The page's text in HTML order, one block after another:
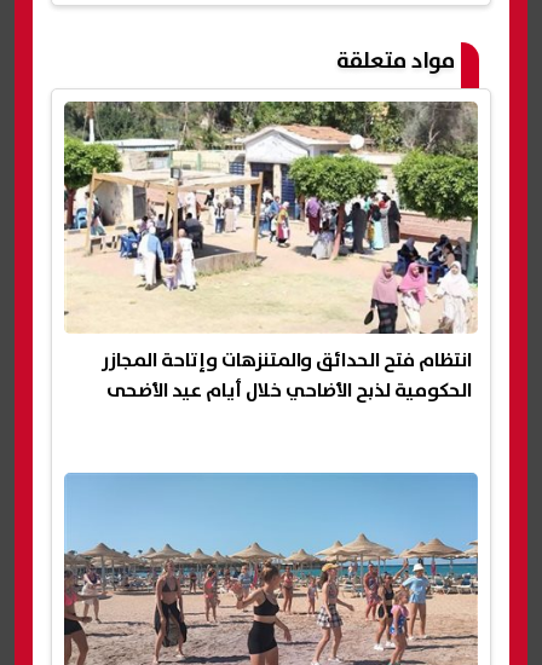
مواد متعلقة
انتظام فتح الحدائق والمتنزهات وإتاحة المجازر
الحكومية لذبح الأضاحي خلال أيام عيد الأضحى